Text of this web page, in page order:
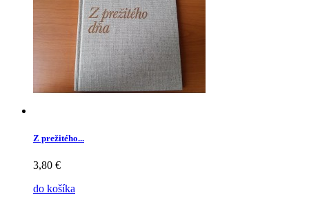
Z prežitého...
3,80 €
do košíka